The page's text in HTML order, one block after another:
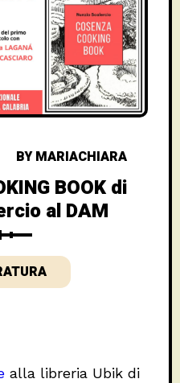
BYMARIACHIARA
BOOK di
al DAM
alla libreria Ubik di